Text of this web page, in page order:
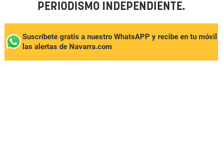
PERIODISMO INDEPENDIENTE.
Suscríbete gratis a nuestro WhatsAPP y recibe en tu móvil
las alertas de Navarra.com